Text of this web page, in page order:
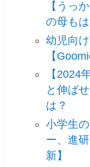
【うっ
の母もは
幼児向
【
【2024
と伸ば
は？
小学生
ー、進
新】